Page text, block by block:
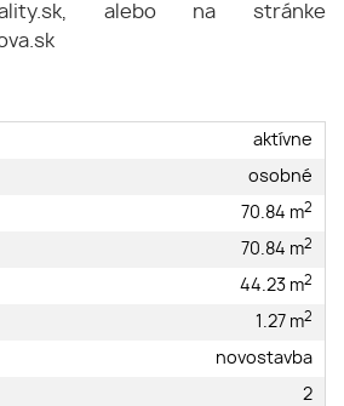
alebo na stránke
aktívne
osobné
70.84 m2
70.84 m2
44.23 m2
1.27 m2
novostavba
2